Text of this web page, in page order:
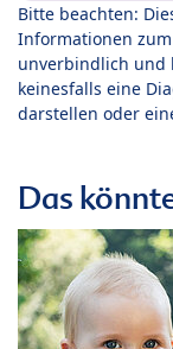
Bitte beachten:
Informationen
unverbindlich und
keinesfalls eine
darstellen oder
Das